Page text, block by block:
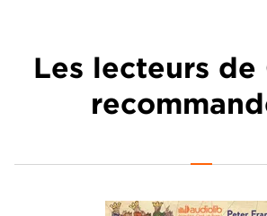
Les lecteurs de